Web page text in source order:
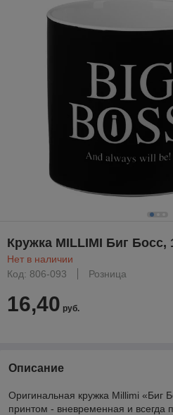
Кружка MILLIMI Биг
Нет в наличии
Код: 806-093
Розница
16,40 руб.
Описание
Оригинальная кружка Millimi «Биг
принтом - вневременная и всегда